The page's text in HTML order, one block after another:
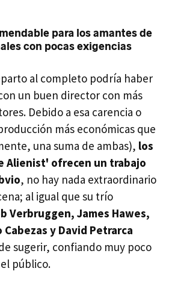
para los amantes de
con pocas exigencias
al completo podría haber
un buen director con más
Debido a esa carencia o
más económicas que
una suma de ambas), los
Alienist' ofrecen un trabajo
, no hay nada extraordinario
al igual que su trío
Verbruggen, James Hawes,
Cabezas y David Petrarca
sugerir, confiando muy poco
público.